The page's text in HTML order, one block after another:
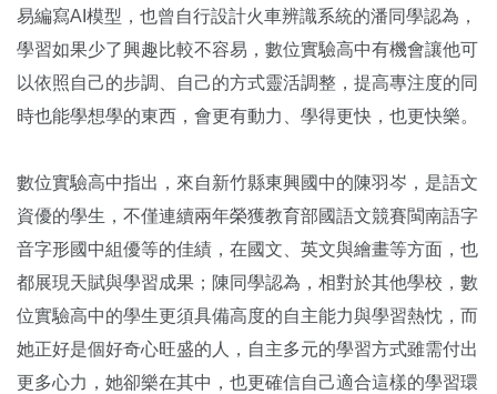
易編寫AI模型，也曾自行設計火車辨識系統的潘同學認為，
學習如果少了興趣比較不容易，數位實驗高中有機會讓他可
以依照自己的步調、自己的方式靈活調整，提高專注度的同
時也能學想學的東西，會更有動力、學得更快，也更快樂。
數位實驗高中指出，來自新竹縣東興國中的陳羽岑，是語文
資優的學生，不僅連續兩年榮獲教育部國語文競賽閩南語字
音字形國中組優等的佳績，在國文、英文與繪畫等方面，也
都展現天賦與學習成果；陳同學認為，相對於其他學校，數
位實驗高中的學生更須具備高度的自主能力與學習熱忱，而
她正好是個好奇心旺盛的人，自主多元的學習方式雖需付出
更多心力，她卻樂在其中，也更確信自己適合這樣的學習環